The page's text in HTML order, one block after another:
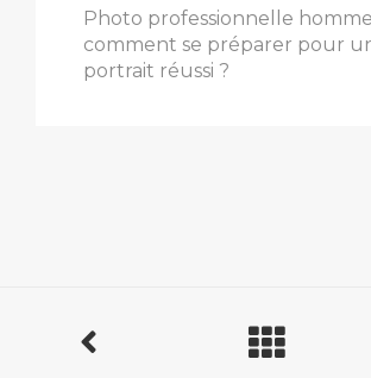
Photo professionnelle
comment se préparer pour
portrait réussi ?